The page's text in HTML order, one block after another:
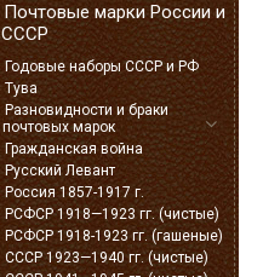
Почтовые марки России и
СССР
Годовые наборы СССР и РФ
Тува
Разновидности и браки
почтовых марок
Гражданская война
Русский Левант
Россия 1857-1917 г.
РСФСР 1918—1923 гг. (чистые)
РСФСР 1918-1923 гг. (гашеные)
СССР 1923—1940 гг. (чистые)